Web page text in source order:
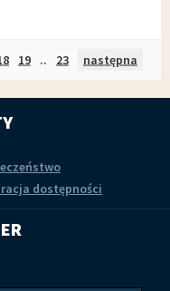
Strona
19 .. Strona
23 następna
dostępności